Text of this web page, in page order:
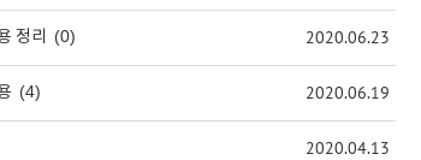
정리 (0) 2020.06.23
(4) 2020.06.19
2020.04.13